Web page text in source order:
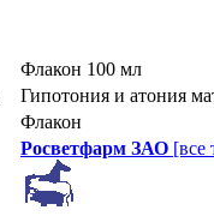
Флакон 100 мл
Гипотония и атония
Флакон
Росветфарм ЗАО [все